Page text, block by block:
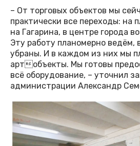
– От торговых объектов мы
практически все переходы: на
на Гагарина, в центре города
Эту работу планомерно ведём,
убраны. И в каждом из них мы
артобъекты. Мы готовы
всё оборудование, – уточнил
администрации Александр